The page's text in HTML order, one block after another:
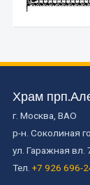
Храм
г. Москва, ВАО
р-н. Соколиная
ул. Гаражная вл.
Тел. +7 926 696-